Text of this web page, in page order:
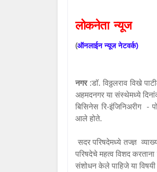
लोकनेता न्यूज
(ऑनलाईन न्यूज नेटवर्क)
नगर:डॉ. विठ्ठलराव विखे
अहमदनगर या संस्थेमध्ये
बिसिनेस रि-इंजिनिअरीग -
आले होते.
सदर परिषदेमध्ये तज्ज्ञ
परिषदेचे महत्व विशद
संशोधन केले पाहिजे या